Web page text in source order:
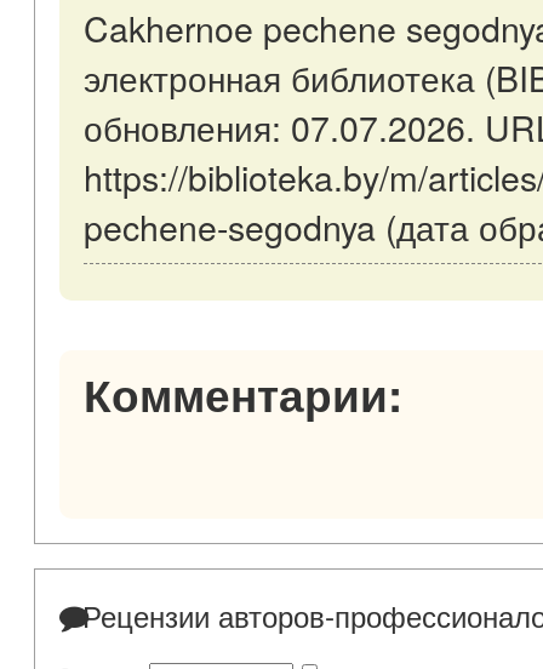
Cakhernoe pechene
электронная библиотека
обновления: 07.07.2026.
https://biblioteka.by/m/
pechene-segodnya (дата
Комментарии:
Рецензии авторов-